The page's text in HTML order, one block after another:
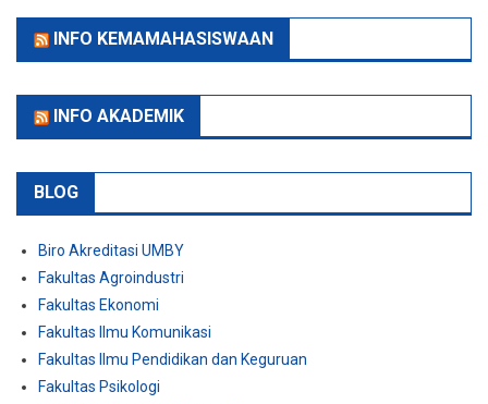
INFO KEMAMAHASISWAAN
INFO AKADEMIK
BLOG
Biro Akreditasi UMBY
Fakultas Agroindustri
Fakultas Ekonomi
Fakultas Ilmu Komunikasi
Fakultas Ilmu Pendidikan dan Keguruan
Fakultas Psikologi